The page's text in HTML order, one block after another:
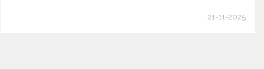
21-11-2025